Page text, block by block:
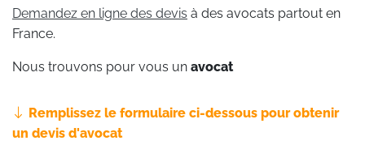
Demandez en ligne des devis à des avocats partout en
France.
Nous trouvons pour vous un avocat
Remplissez le formulaire ci-dessous pour obtenir
un devis d'avocat